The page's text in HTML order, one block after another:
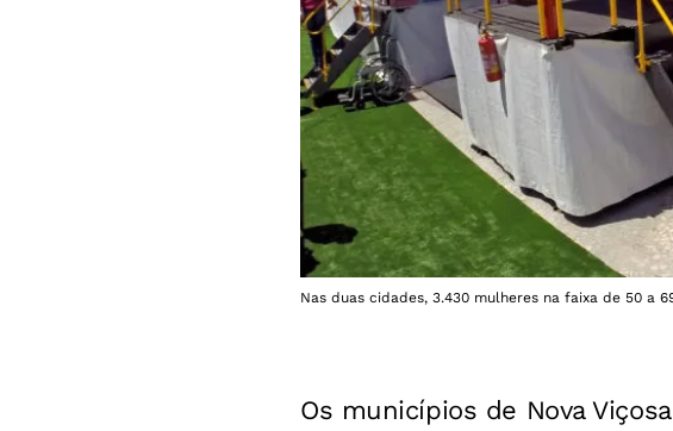
Nas duas cidades, 3.430 mulheres na faixa de 50 a
Os municípios de Nova